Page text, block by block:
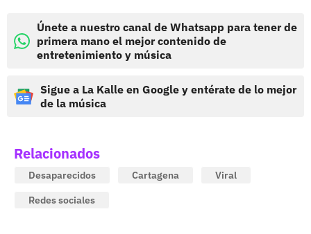
Únete a nuestro canal de Whatsapp para tener de
primera mano el mejor contenido de
entretenimiento y música
Sigue a La Kalle en Google y entérate de lo mejor
de la música
Relacionados
Desaparecidos Cartagena
Viral
Redes sociales